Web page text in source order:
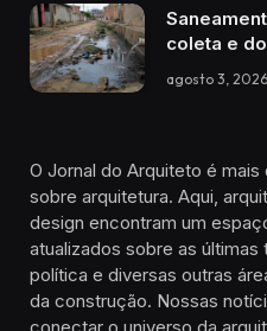
coleta e
agosto 3, 2026
O Jornal do Arquiteto é
sobre arquitetura. Aqui,
design encontram um
atualizados sobre as
política e diversas outras
da construção. Nossas